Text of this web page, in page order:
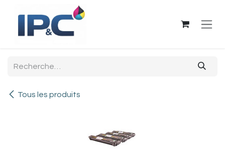
Se rendre au contenu
Tous les produits